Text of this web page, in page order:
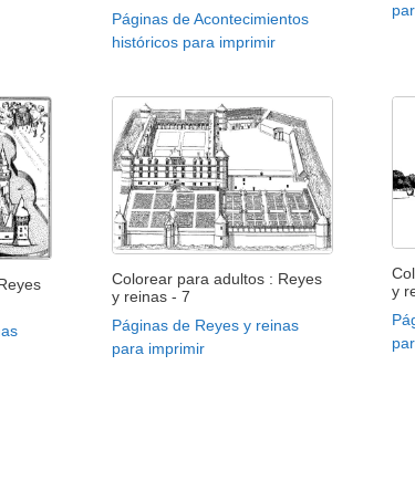
Páginas de Acontecimientos
históricos para imprimir
Colorear para adultos : Reyes
y reinas - 7
Páginas de Reyes y reinas
para imprimir
y